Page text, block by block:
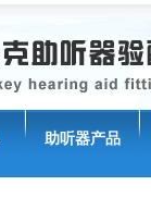
助听器产品